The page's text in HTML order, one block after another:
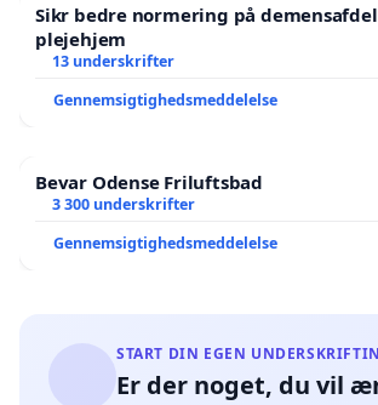
Sikr bedre normering på
plejehjem
13 underskrifter
Gennemsigtighedsmeddelelse
Bevar Odense Friluftsbad
3 300 underskrifter
Gennemsigtighedsmeddelelse
START DIN EGEN
Er der noget, du vil